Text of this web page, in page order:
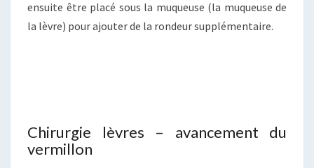
ensuite être placé sous la muqueuse (la muqueuse de
la lèvre) pour ajouter de la rondeur supplémentaire.
Chirurgie lèvres – avancement du
vermillon